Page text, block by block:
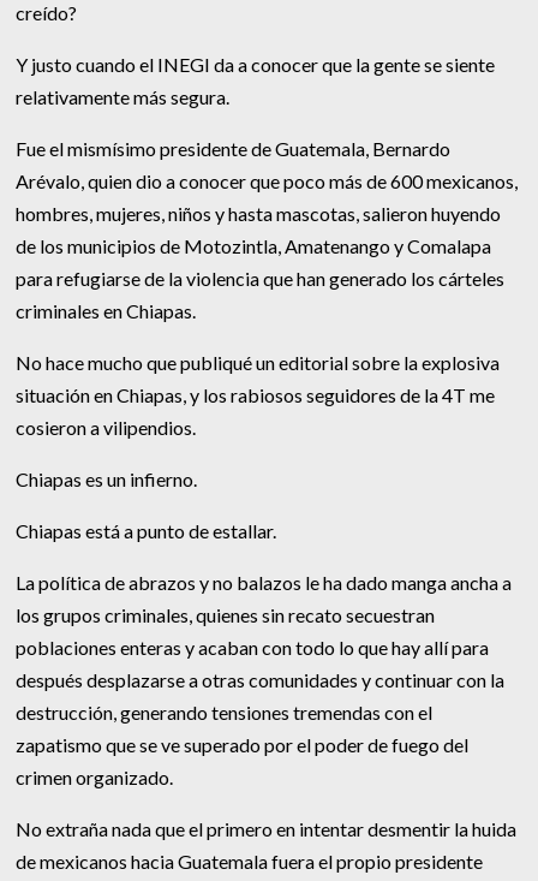
creído?
Y justo cuando el INEGI da a conocer que la gente se siente
relativamente más segura.
Fue el mismísimo presidente de Guatemala, Bernardo
Arévalo, quien dio a conocer que poco más de 600 mexicanos,
hombres, mujeres, niños y hasta mascotas, salieron huyendo
de los municipios de Motozintla, Amatenango y Comalapa
para refugiarse de la violencia que han generado los cárteles
criminales en Chiapas.
No hace mucho que publiqué un editorial sobre la explosiva
situación en Chiapas, y los rabiosos seguidores de la 4T me
cosieron a vilipendios.
Chiapas es un infierno.
Chiapas está a punto de estallar.
La política de abrazos y no balazos le ha dado manga ancha a
los grupos criminales, quienes sin recato secuestran
poblaciones enteras y acaban con todo lo que hay allí para
después desplazarse a otras comunidades y continuar con la
destrucción, generando tensiones tremendas con el
zapatismo que se ve superado por el poder de fuego del
crimen organizado.
No extraña nada que el primero en intentar desmentir la huida
de mexicanos hacia Guatemala fuera el propio presidente